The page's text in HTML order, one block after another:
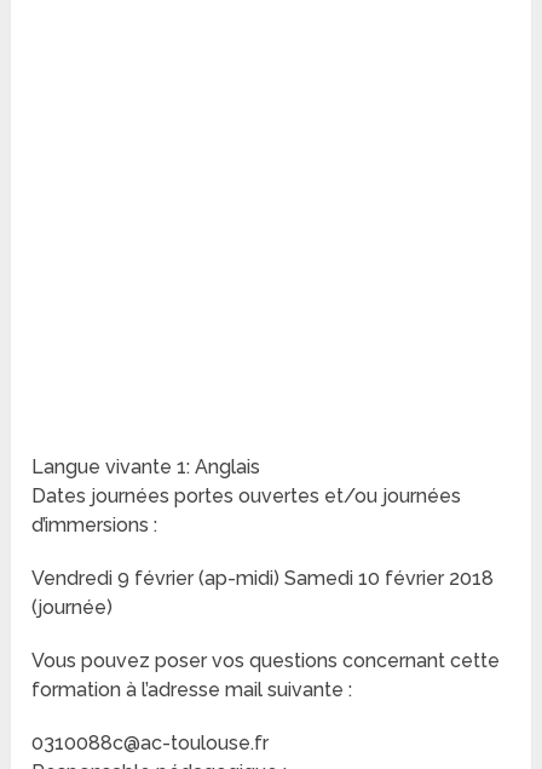
Langue vivante 1: Anglais
Dates journées portes ouvertes et/ou journées
d’immersions :
Vendredi 9 février (ap-midi) Samedi 10 février 2018
(journée)
Vous pouvez poser vos questions concernant cette
formation à l’adresse mail suivante :
0310088c@ac-toulouse.fr